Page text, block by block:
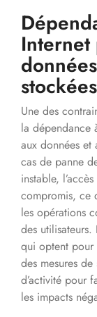
Une des
la dépendance
aux données
cas de panne
instable,
compromis, ce
les opérations
des
qui optent
des mesures
d’activité pour
les impacts